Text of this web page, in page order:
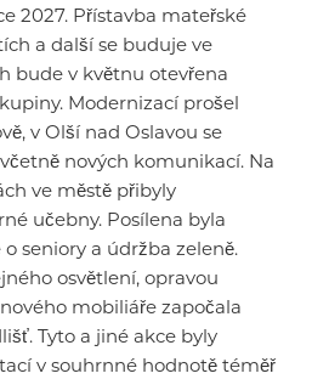
2027. Přístavba mateřské
a další se buduje ve
bude v květnu otevřena
Modernizací prošel
v Olší nad Oslavou se
nových komunikací. Na
ve městě přibyly
učebny. Posílena byla
seniory a údržba zeleně.
osvětlení, opravou
mobiliáře započala
Tyto a jiné akce byly
v souhrnné hodnotě téměř